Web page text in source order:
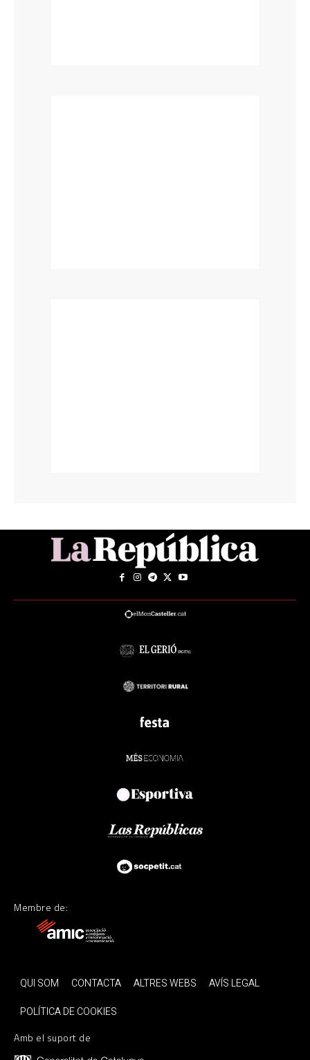
Membre de:
QUI SOM CONTACTA ALTRES WEBS
AVÍS LEGAL
POLÍTICA DE COOKIES
Amb el suport de